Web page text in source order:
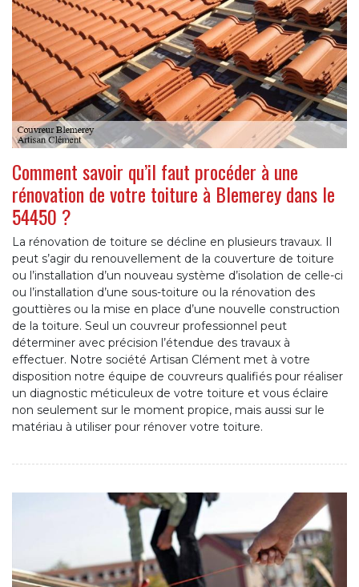
Comment savoir qu’il faut procéder à une
rénovation de votre toiture à Blemerey dans le
54450 ?
La rénovation de toiture se décline en plusieurs travaux. Il
peut s’agir du renouvellement de la couverture de toiture
ou l’installation d’un nouveau système d’isolation de celle-ci
ou l’installation d’une sous-toiture ou la rénovation des
gouttières ou la mise en place d’une nouvelle construction
de la toiture. Seul un couvreur professionnel peut
déterminer avec précision l’étendue des travaux à
effectuer. Notre société Artisan Clément met à votre
disposition notre équipe de couvreurs qualifiés pour réaliser
un diagnostic méticuleux de votre toiture et vous éclaire
non seulement sur le moment propice, mais aussi sur le
matériau à utiliser pour rénover votre toiture.